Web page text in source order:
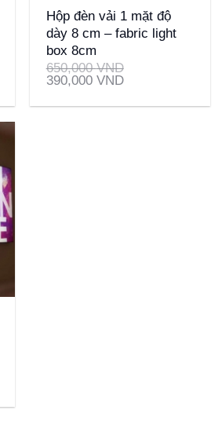
Hộp đèn vải 1 mặt độ
dày 8 cm – fabric light
box 8cm
650,000VND
390,000 VND